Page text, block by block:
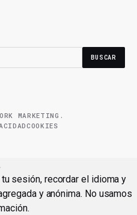
BUSCAR
MARKETING.
COOKIES
sesión, recordar el idioma y
y anónima. No usamos
.